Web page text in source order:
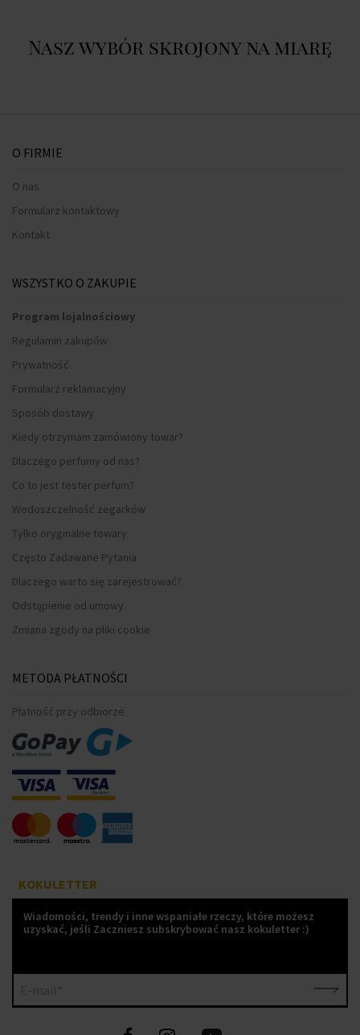
Nasz wybór skrojony na miarę
O FIRMIE
O nas
Formularz kontaktowy
Kontakt
WSZYSTKO O ZAKUPIE
Program lojalnościowy
Regulamin zakupów
Prywatność
Formularz reklamacyjny
Sposób dostawy
Kiedy otrzymam zamówiony towar?
Dlaczego perfumy od nas?
Co to jest tester perfum?
Wodoszczelność zegarków
Tylko oryginalne towary
Często Zadawane Pytania
Dlaczego warto się zarejestrować?
Odstąpienie od umowy
Zmiana zgody na pliki cookie
METODA PŁATNOŚCI
Płatność przy odbiorze
KOKULETTER
Wiadomości, trendy i inne wspaniałe rzeczy, które możesz
uzyskać, jeśli Zaczniesz subskrybować nasz kokuletter :)